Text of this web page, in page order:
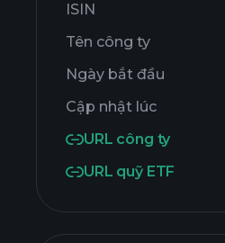
ISIN
Tên công ty
Ngày bắt đầu
Cập nhật lúc
URL công ty
URL quỹ ETF